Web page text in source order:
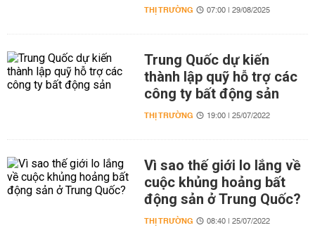
THỊ TRƯỜNG 07:00 | 29/08/2025
Trung Quốc dự kiến
thành lập quỹ hỗ trợ các
công ty bất động sản
THỊ TRƯỜNG 19:00 | 25/07/2022
Vì sao thế giới lo lắng về
cuộc khủng hoảng bất
động sản ở Trung Quốc?
THỊ TRƯỜNG 08:40 | 25/07/2022